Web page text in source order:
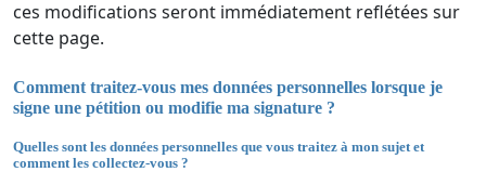
ces modifications seront immédiatement reflétées sur
cette page.
Comment traitez-vous mes données personnelles lorsque je
signe une pétition ou modifie ma signature ?
Quelles sont les données personnelles que vous traitez à mon sujet et
comment les collectez-vous ?